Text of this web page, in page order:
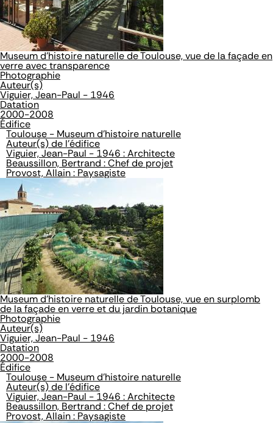
Museum d'histoire naturelle de Toulouse, vue de la façade en
verre avec transparence
Photographie
Auteur(s)
Viguier, Jean-Paul - 1946
Datation
2000-2008
Édifice
Toulouse - Museum d'histoire naturelle
Auteur(s) de l'édifice
Viguier, Jean-Paul - 1946 : Architecte
Beaussillon, Bertrand : Chef de projet
Provost, Allain : Paysagiste
Museum d'histoire naturelle de Toulouse, vue en surplomb
de la façade en verre et du jardin botanique
Photographie
Auteur(s)
Viguier, Jean-Paul - 1946
Datation
2000-2008
Édifice
Toulouse - Museum d'histoire naturelle
Auteur(s) de l'édifice
Viguier, Jean-Paul - 1946 : Architecte
Beaussillon, Bertrand : Chef de projet
Provost, Allain : Paysagiste